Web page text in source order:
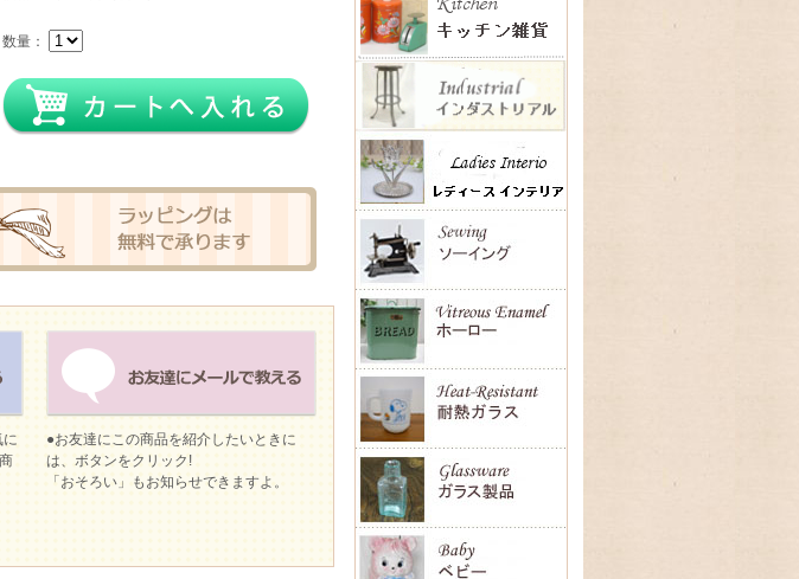
数量：
●お友達にこの商品を紹介したいときに
は、ボタンをクリック!
「おそろい」もお知らせできますよ。